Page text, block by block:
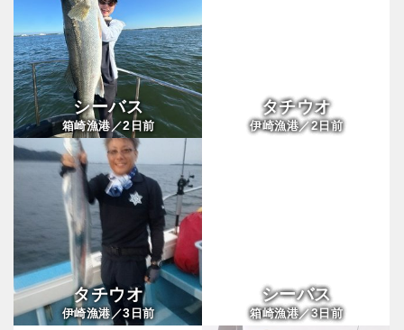
シーバス
箱崎漁港／2 日前
タチウオ
伊崎漁港／2日前
タチウオ
伊崎漁港／3 日前
シーバス
箱崎漁港／3日前